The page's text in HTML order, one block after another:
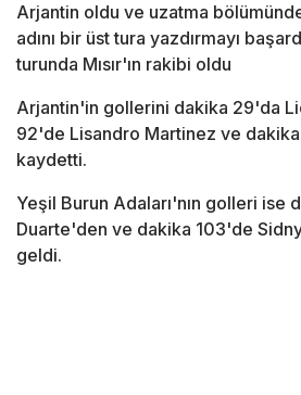
Arjantin oldu ve uzatma
adını bir üst tura yazdırmayı
turunda Mısır'ın rakibi oldu
Arjantin'in gollerini dakika 29'da
92'de Lisandro Martinez ve dakika
kaydetti.
Yeşil Burun Adaları'nın golleri ise
Duarte'den ve dakika 103'de
geldi.